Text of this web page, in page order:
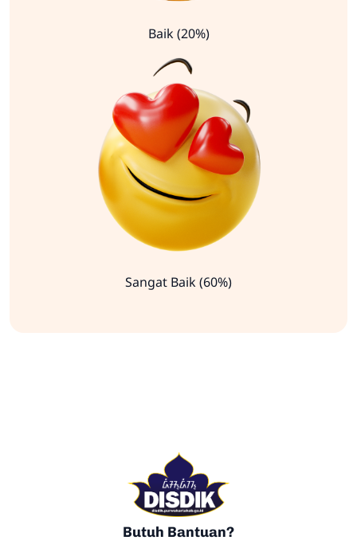
Baik (20%)
Sangat Baik (60%)
Butuh Bantuan?